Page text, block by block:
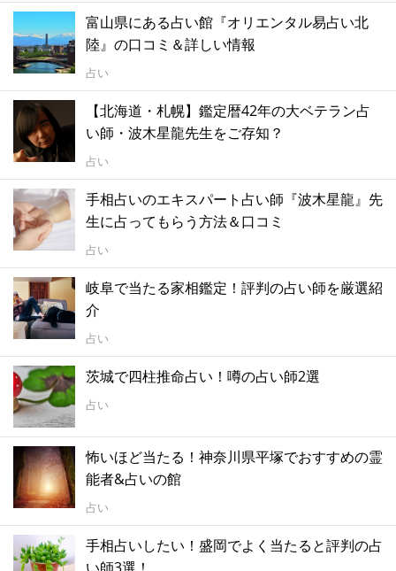
富山県にある占い館『オリエンタル易占い北
陸』の口コミ＆詳しい情報
占い
【北海道・札幌】鑑定暦42年の大ベテラン占
い師・波木星龍先生をご存知？
占い
手相占いのエキスパート占い師『波木星龍』先
生に占ってもらう方法＆口コミ
占い
岐阜で当たる家相鑑定！評判の占い師を厳選紹
介
占い
茨城で四柱推命占い！噂の占い師2選
占い
怖いほど当たる！神奈川県平塚でおすすめの霊
能者&占いの館
占い
手相占いしたい！盛岡でよく当たると評判の占